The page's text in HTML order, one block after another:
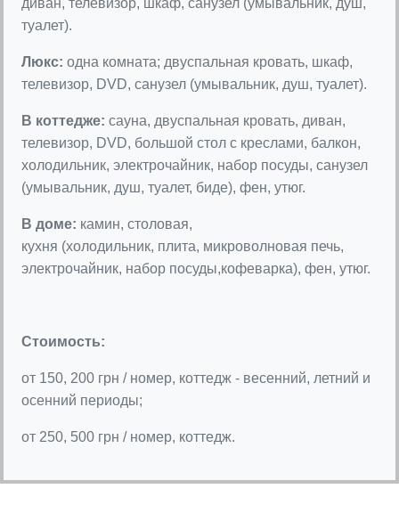
туалет).
Люкc: одна комната; двуспальная кровать, шкаф,
телевизор, DVD, санузел (умывальник, душ, туалет).
В коттедже: сауна, двуспальная кровать, диван,
телевизор, DVD, большой стол с креслами, балкон,
холодильник, электрочайник, набор посуды, санузел
(умывальник, душ, туалет, биде), фен, утюг.
В доме: камин, столовая,
кухня (холодильник, плита, микроволновая печь,
электрочайник, набор посуды,кофеварка), фен, утюг.
Стоимость:
от 150, 200 грн / номер, коттедж - весенний, летний и
осенний периоды;
от 250, 500 грн / номер, коттедж.